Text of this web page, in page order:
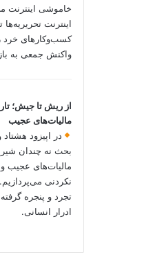
خاموشی اینترنت
اینترنت
کسب‌وکارهای خرد
واکنش جمعی به
از ریش تا جیش؛
مالیات‌های عجیب
در اپیزود هشتاد
بحث نه چندان
مالیات‌های عجیب و
نکردنی‌
تجرد و پنجره گرفته
ادرار انسانی.